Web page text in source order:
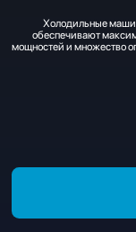
Холодильные
обеспечивают
мощностей и множество